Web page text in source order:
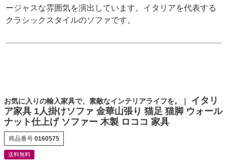
ージャスな雰囲気を演出しています。イタリアを代表する
クラシックスタイルのソファです。
お気に入りの輸入家具で、素敵なインテリアライフを。｜
イタリ
ア家具 1人掛けソファ 金華山張り 猫足 猫脚 ウォール
ナット仕上げ ソファー 木製 ロココ 家具
商品番号 0160575
送料無料